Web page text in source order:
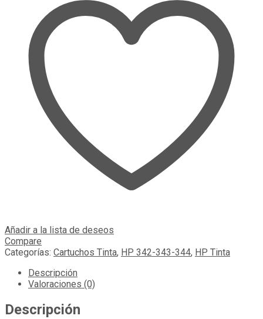
Añadir a la lista de deseos
Compare
Categorías: Cartuchos Tinta, HP 342-343-344, HP Tinta
Descripción
Valoraciones (0)
Descripción